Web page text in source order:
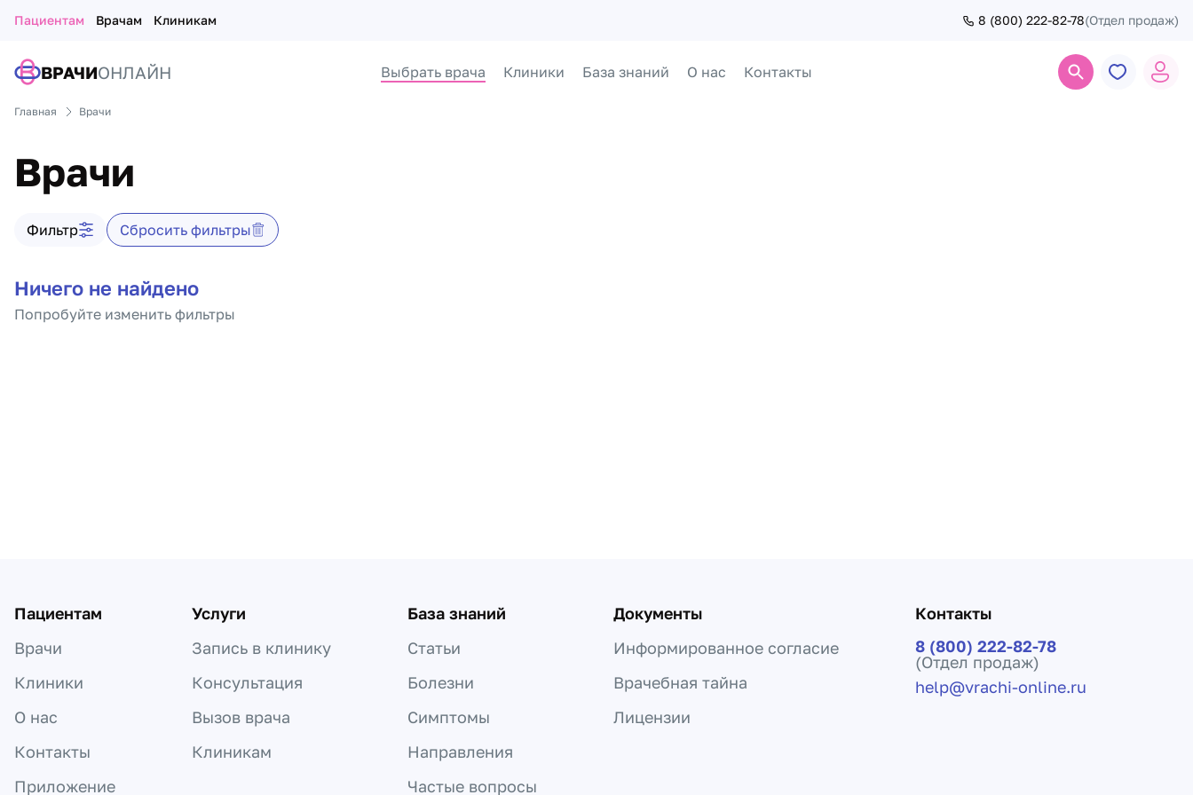
Пациентам Врачам Клиникам 8 (800) 222-82-78(Отдел продаж)
ВРАЧИОНЛАЙН Выбрать врача Клиники База знаний О нас Контакты
Главная Врачи
Врачи
Фильтр врачей
Фильтр Сбросить фильтры
Список врачей
Ничего не найдено
Попробуйте изменить фильтры
Пациентам
Врачи
Клиники
О нас
Контакты
Приложение
Услуги
Запись в клинику
Консультация
Вызов врача
Клиникам
База знаний
Статьи
Болезни
Симптомы
Направления
Частые вопросы
Документы
Информированное согласие
Врачебная тайна
Лицензии
Контакты
8 (800) 222-82-78
(Отдел продаж)
help@vrachi-online.ru